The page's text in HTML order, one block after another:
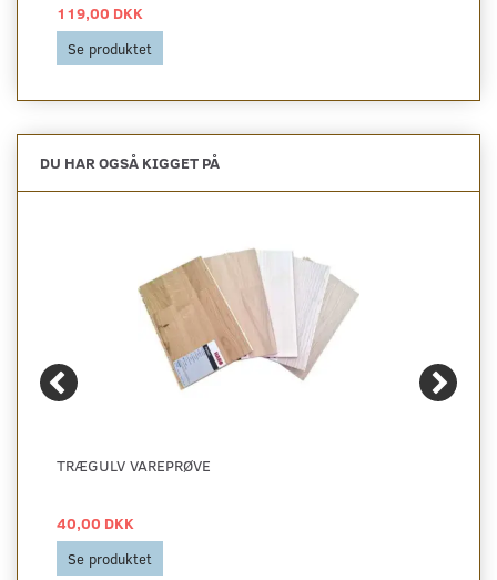
119,00 DKK
Se produktet
DU HAR OGSÅ KIGGET PÅ
TRÆGULV VAREPRØVE
40,00 DKK
Se produktet